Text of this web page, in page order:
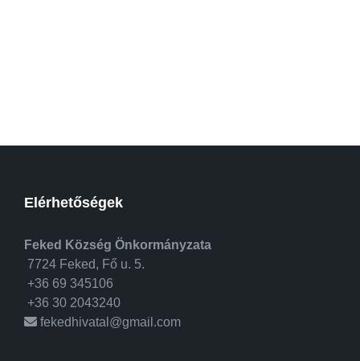
Elérhetőségek
Feked Község Önkormányzata
7724 Feked, Fő u. 5.
+36 69 345106
+36 30 2043240
fekedhivatal@gmail.com